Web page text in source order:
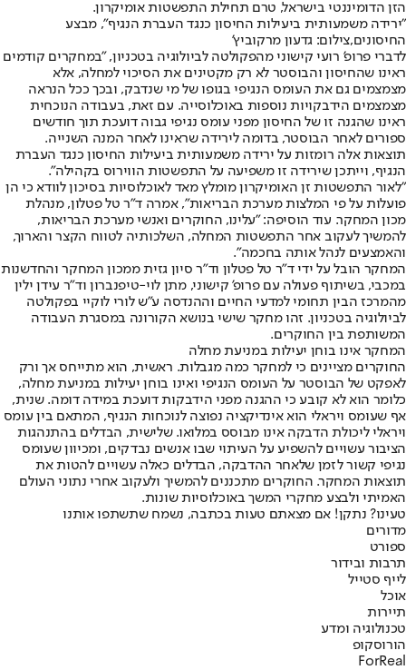
הזן הדומיננטי בישראל, טרם תחילת התפשטות אומיקרון.
"ירידה משמעותית ביעילות החיסון כנגד העברת הנגיף", מבצע
החיסונים,צילום: גדעון מרקוביץ'
לדברי פרופ' רועי קישוני מהפקולטה לביולוגיה בטכניון, "במחקרים קודמים
ראינו שהחיסון והבוסטר לא רק מקטינים את הסיכוי למחלה, אלא
מצמצמים גם את העומס הנגיפי בגופו של מי שנדבק, ובכך ככל הנראה
מצמצמים הידבקויות נוספות באוכלוסייה. עם זאת, בעבודה הנוכחית
ראינו שהגנה זו של החיסון מפני עומס נגיפי גבוה דועכת תוך חודשים
ספורים לאחר הבוסטר, בדומה לירידה שראינו לאחר המנה השנייה.
תוצאות אלה רומזות על ירידה משמעותית ביעילות החיסון כנגד העברת
הנגיף, וייתכן שירידה זו משפיעה על התפשטות הווירוס בקהילה".
"לאור התפשטות זן האומיקרון מומלץ מאד לאוכלוסיות בסיכון לוודא כי הן
פועלות על פי המלצות מערכת הבריאות", אמרה ד"ר טל פטלון, מנהלת
מכון המחקר. עוד הוסיפה: "עלינו, החוקרים ואנשי מערכת הבריאות,
להמשיך לעקוב אחר התפשטות המחלה, השלכותיה לטווח הקצר והארוך,
והאמצעים לנהל אותה בחכמה".
המחקר הובל על ידי ד"ר טל פטלון וד"ר סיון גזית ממכון המחקר והחדשנות
במכבי, בשיתוף פעולה עם פרופ' קישוני, מתן לוי-טיפנברון וד"ר עידן ילין
מהמרכז הבין תחומי למדעי החיים וההנדסה ע"ש לורי לוקיי בפקולטה
לביולוגיה בטכניון. זהו מחקר שישי בנושא הקורונה במסגרת העבודה
המשותפת בין החוקרים.
המחקר אינו בוחן יעילות במניעת מחלה
החוקרים מציינים כי למחקר כמה מגבלות. ראשית, הוא מתייחס אך ורק
לאפקט של הבוסטר על העומס הנגיפי ואינו בוחן יעילות במניעת מחלה,
כלומר הוא לא קובע כי ההגנה מפני הידבקות דועכת במידה דומה. שנית,
אף שעומס ויראלי הוא אינדיקציה נפוצה לנוכחות הנגיף, המתאם בין עומס
ויראלי ליכולת הדבקה אינו מבוסס במלואו. שלישית, הבדלים בהתנהגות
הציבור עשויים להשפיע על העיתוי שבו אנשים נבדקים, ומכיוון שעומס
נגיפי קשור לזמן שלאחר ההדבקה, הבדלים כאלה עשויים להטות את
תוצאות המחקר. החוקרים מתכננים להמשיך ולעקוב אחרי נתוני העולם
האמיתי ולבצע מחקרי המשך באוכלוסיות שונות.
טעינו? נתקן! אם מצאתם טעות בכתבה, נשמח שתשתפו אותנו
מדורים
ספורט
תרבות ובידור
לייף סטייל
אוכל
תיירות
טכנולוגיה ומדע
הורוסקופ
ForReal